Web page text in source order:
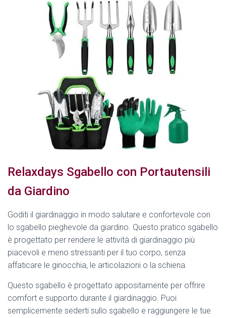
Relaxdays Sgabello con Portautensili
da Giardino
Goditi il giardinaggio in modo salutare e confortevole con
lo sgabello pieghevole da giardino. Questo pratico sgabello
è progettato per rendere le attività di giardinaggio più
piacevoli e meno stressanti per il tuo corpo, senza
affaticare le ginocchia, le articolazioni o la schiena.
Questo sgabello è progettato appositamente per offrire
comfort e supporto durante il giardinaggio. Puoi
semplicemente sederti sullo sgabello e raggiungere le tue